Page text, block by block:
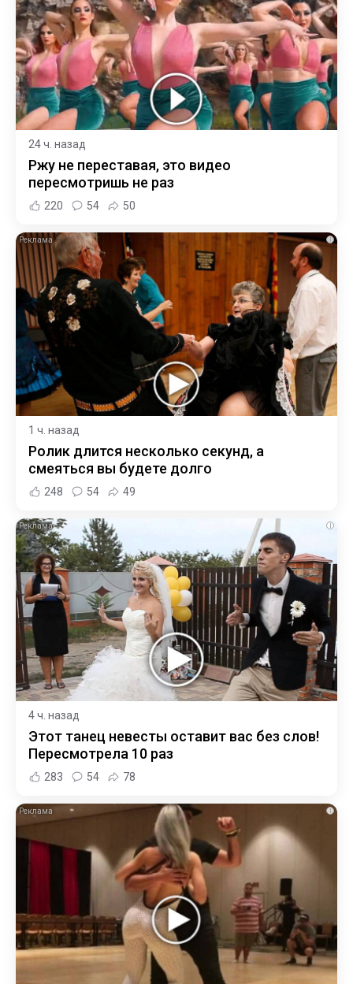
24 ч. назад
Ржу не переставая, это видео
пересмотришь не раз
220 54 50
i
1 ч. назад
Ролик длится несколько секунд, а
смеяться вы будете долго
248 54 49
i
4 ч. назад
Этот танец невесты оставит вас без слов!
Пересмотрела 10 раз
283 54 78
i